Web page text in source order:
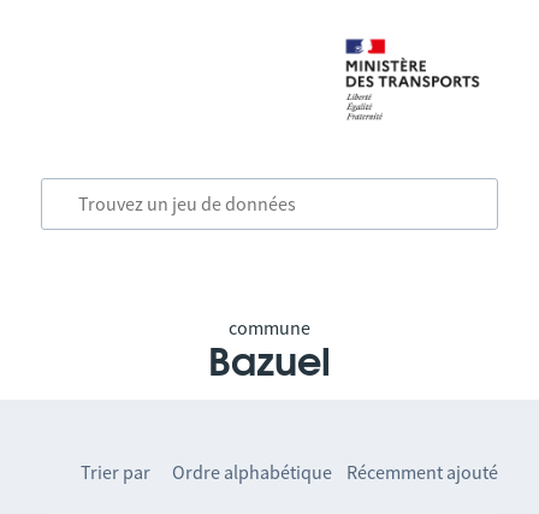
commune
Bazuel
Trier par Ordre alphabétique Récemment ajouté